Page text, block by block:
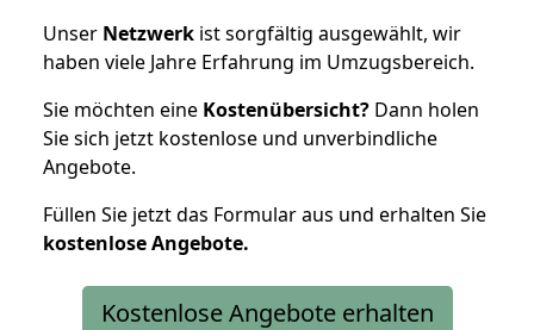
Unser Netzwerk ist sorgfältig ausgewählt, wir
haben viele Jahre Erfahrung im Umzugsbereich.
Sie möchten eine Kostenübersicht? Dann holen
Sie sich jetzt kostenlose und unverbindliche
Angebote.
Füllen Sie jetzt das Formular aus und erhalten Sie
kostenloseAngebote.
Kostenlose Angebote erhalten